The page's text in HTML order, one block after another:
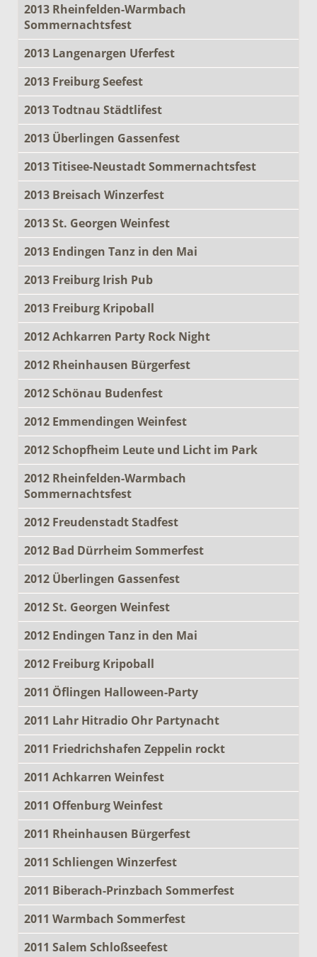
2013 Rheinfelden-Warmbach
Sommernachtsfest
2013 Langenargen Uferfest
2013 Freiburg Seefest
2013 Todtnau Städtlifest
2013 Überlingen Gassenfest
2013 Titisee-Neustadt Sommernachtsfest
2013 Breisach Winzerfest
2013 St. Georgen Weinfest
2013 Endingen Tanz in den Mai
2013 Freiburg Irish Pub
2013 Freiburg Kripoball
2012 Achkarren Party Rock Night
2012 Rheinhausen Bürgerfest
2012 Schönau Budenfest
2012 Emmendingen Weinfest
2012 Schopfheim Leute und Licht im Park
2012 Rheinfelden-Warmbach
Sommernachtsfest
2012 Freudenstadt Stadfest
2012 Bad Dürrheim Sommerfest
2012 Überlingen Gassenfest
2012 St. Georgen Weinfest
2012 Endingen Tanz in den Mai
2012 Freiburg Kripoball
2011 Öflingen Halloween-Party
2011 Lahr Hitradio Ohr Partynacht
2011 Friedrichshafen Zeppelin rockt
2011 Achkarren Weinfest
2011 Offenburg Weinfest
2011 Rheinhausen Bürgerfest
2011 Schliengen Winzerfest
2011 Biberach-Prinzbach Sommerfest
2011 Warmbach Sommerfest
2011 Salem Schloßseefest